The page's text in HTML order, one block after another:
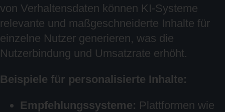
von Verhaltensdaten können KI-Systeme
relevante und maßgeschneiderte Inhalte für
einzelne Nutzer generieren, was die
Nutzerbindung und Umsatzrate erhöht.
Beispiele für personalisierte Inhalte:
Empfehlungssysteme: Plattformen wie